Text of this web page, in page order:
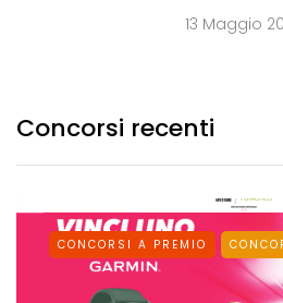
13 Maggio
Concorsi recenti
CONCORSI A PREMIO